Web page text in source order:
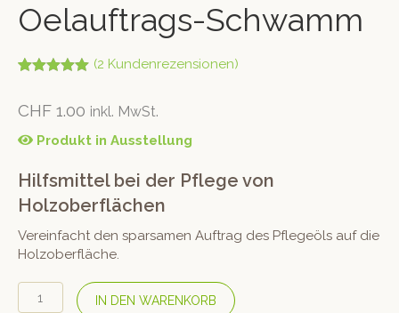
Oelauftrags-Schwamm
basierend
Kundenbew
(2 Kundenrezensionen)
CHF 1.00 inkl. MwSt.
Produkt in Ausstellung
Hilfsmittel bei der Pflege von
Holzoberflächen
Vereinfacht den sparsamen Auftrag des Pflegeöls auf die
Holzoberfläche.
Oelauftrags-
IN DEN WARENKORB